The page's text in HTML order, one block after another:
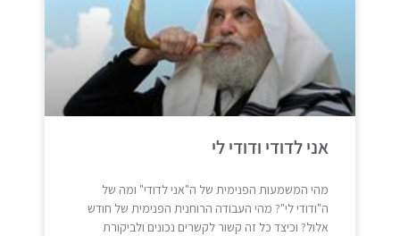
אני לדודי ודודי לי
מהי המשמעות הפנימית של ה"אני לדודי" ומה של
ה"ודודי לי"? מהי העבודה הרוחנית הפנימית של חודש
אלול? וכיצד כל זה קשור לקשרים נכונים ולביקורת